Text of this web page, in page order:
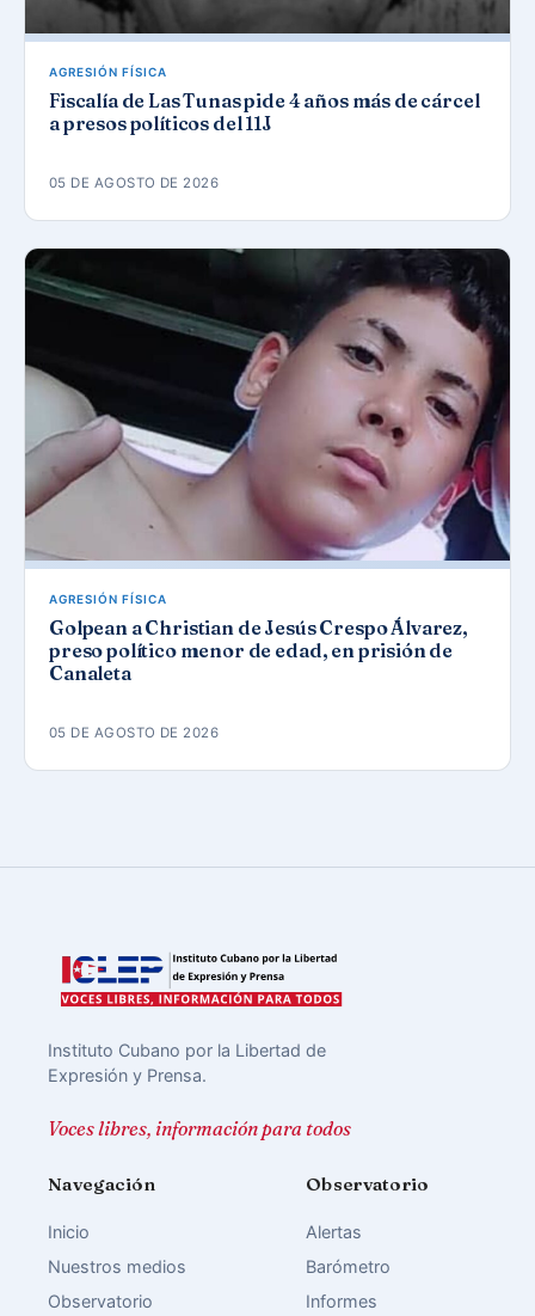
AGRESIÓN FÍSICA
Fiscalía de Las Tunas pide 4 años más de cárcel
a presos políticos del 11J
05 DE AGOSTO DE 2026
AGRESIÓN FÍSICA
Golpean a Christian de Jesús Crespo Álvarez,
preso político menor de edad, en prisión de
Canaleta
05 DE AGOSTO DE 2026
Instituto Cubano por la Libertad de
Expresión y Prensa.
Voces libres, información para todos
Navegación
Inicio
Nuestros medios
Observatorio
Observatorio
Alertas
Barómetro
Informes